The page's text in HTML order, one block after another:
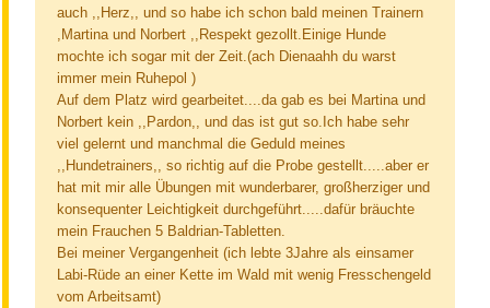
auch ,,Herz,, und so habe ich schon bald meinen Trainern
,Martina und Norbert ,,Respekt gezollt.Einige Hunde
mochte ich sogar mit der Zeit.(ach Dienaahh du warst
immer mein Ruhepol )
Auf dem Platz wird gearbeitet....da gab es bei Martina und
Norbert kein ,,Pardon,, und das ist gut so.Ich habe sehr
viel gelernt und manchmal die Geduld meines
,,Hundetrainers,, so richtig auf die Probe gestellt.....aber er
hat mit mir alle Übungen mit wunderbarer, großherziger und
konsequenter Leichtigkeit durchgeführt.....dafür bräuchte
mein Frauchen 5 Baldrian-Tabletten.
Bei meiner Vergangenheit (ich lebte 3Jahre als einsamer
Labi-Rüde an einer Kette im Wald mit wenig Fresschengeld
vom Arbeitsamt)